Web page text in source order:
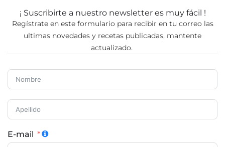
¡ Suscribirte a nuestro newsletter es muy fácil !
Regístrate en este formulario para recibir en tu correo las
ultimas novedades y recetas publicadas, mantente
actualizado.
E-mail